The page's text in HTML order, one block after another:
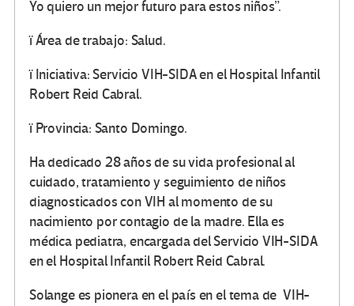
Yo quiero un mejor futuro para estos niños”.
ï Área de trabajo: Salud.
ï Iniciativa: Servicio VIH-SIDA en el Hospital Infantil
Robert Reid Cabral.
ï Provincia: Santo Domingo.
Ha dedicado 28 años de su vida profesional al
cuidado, tratamiento y seguimiento de niños
diagnosticados con VIH al momento de su
nacimiento por contagio de la madre. Ella es
médica pediatra, encargada del Servicio VIH-SIDA
en el Hospital Infantil Robert Reid Cabral.
Solange es pionera en el país en el tema de VIH-